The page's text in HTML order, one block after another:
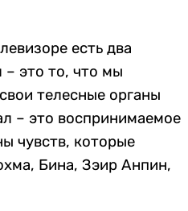
есть два
– это то, что мы
телесные органы
– это воспринимаемое
чувств, которые
Бина, Зэир Анпин,